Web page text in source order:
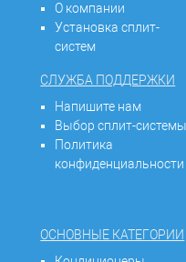
О компании
Установка сплит-
систем
СЛУЖБА ПОДДЕРЖКИ
Напишите нам
Выбор сплит-системы
Политика
конфиденциальности
ОСНОВНЫЕ КАТЕГОРИИ